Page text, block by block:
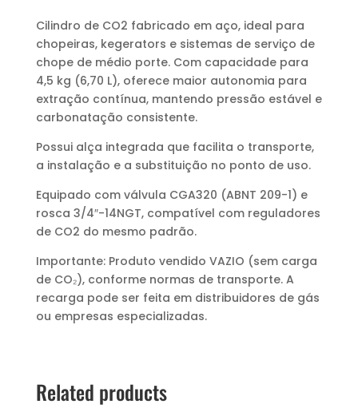
Cilindro de CO2 fabricado em aço, ideal para
chopeiras, kegerators e sistemas de serviço de
chope de médio porte. Com capacidade para
4,5 kg (6,70 L), oferece maior autonomia para
extração contínua, mantendo pressão estável e
carbonatação consistente.
Possui alça integrada que facilita o transporte,
a instalação e a substituição no ponto de uso.
Equipado com válvula CGA320 (ABNT 209-1) e
rosca 3/4″-14NGT, compatível com reguladores
de CO2 do mesmo padrão.
Importante: Produto vendido VAZIO (sem carga
de CO₂), conforme normas de transporte. A
recarga pode ser feita em distribuidores de gás
ou empresas especializadas.
Related products